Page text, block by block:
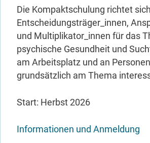
Die Kompaktschulung richtet
Entscheidungsträger_innen,
und Multiplikator_innen für das
psychische Gesundheit und
am Arbeitsplatz und an
grundsätzlich am Thema
Start: Herbst 2026
Informationen und Anmeldung